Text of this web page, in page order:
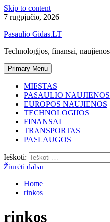
Skip to content
7 rugpjūčio, 2026
Pasaulio Gidas.LT
Technologijos, finansai, naujienos
Primary Menu
MIESTAS
PASAULIO NAUJIENOS
EUROPOS NAUJIENOS
TECHNOLOGIJOS
FINANSAI
TRANSPORTAS
PASLAUGOS
Ieškoti:
Žiūrėti dabar
Home
rinkos
rinkos